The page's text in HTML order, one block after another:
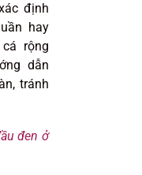
định
hay
rộng
dẫn
tránh
đen ở